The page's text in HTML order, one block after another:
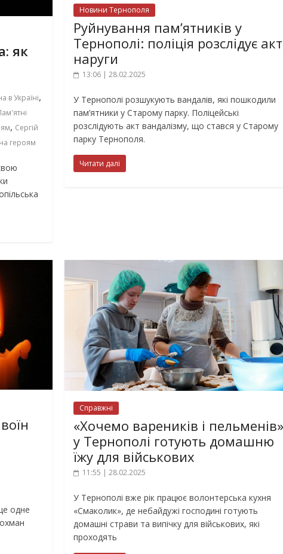
як
в Україні,
, Сергій
героям
Новини Тернополя
Руйнування пам’ятників у
Тернополі: поліція розслідує акт
наруги
13:06 | 28.02.2025
У Тернополі розшукують вандалів, які пошкодили
пам’ятники у Старому парку. Поліцейські
розслідують акт вандалізму, що стався у Старому
парку Тернополя.
Читати далі
одне
Справжні
«Хочемо вареників і
у Тернополі готують домашню
їжу для військових
11:55 | 28.02.2025
У Тернополі вже рік працює волонтерська кухня
«Смаколик», де небайдужі господині готують
домашні страви та випічку для військових, які
проходять